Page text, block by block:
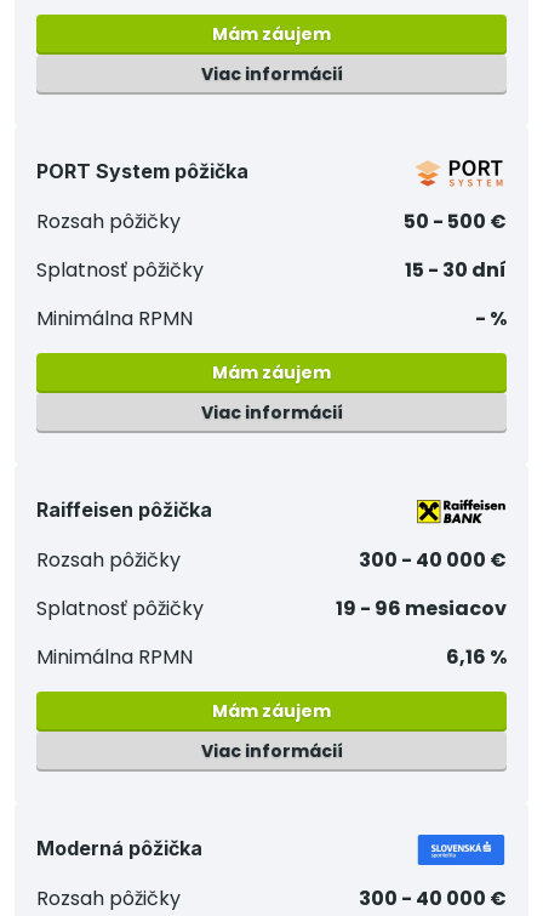
Mám záujem
Viac informácií
PORT System pôžička
Rozsah pôžičky
50 - 500 €
Splatnosť pôžičky
15 - 30 dní
Minimálna RPMN
- %
Mám záujem
Viac informácií
Raiffeisen pôžička
Rozsah pôžičky
300 - 40 000 €
Splatnosť pôžičky
19 - 96 mesiacov
Minimálna RPMN
6,16 %
Mám záujem
Viac informácií
Moderná pôžička
Rozsah pôžičky
300 - 40 000 €